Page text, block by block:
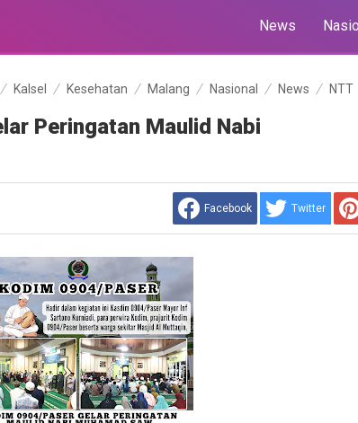
News
Kalsel Kesehatan Malang Nasional News NTT
Peringatan Maulid Nabi
Facebook Twitter